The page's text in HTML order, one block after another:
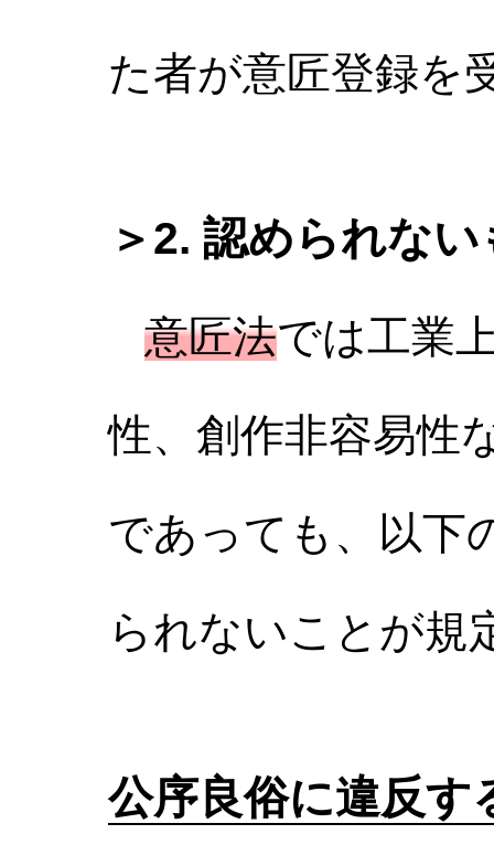
た者が意匠登録を
＞2. 認められな
意匠法では工業
性、創作非容易性
であっても、以下
られないことが規
公序良俗に違反す